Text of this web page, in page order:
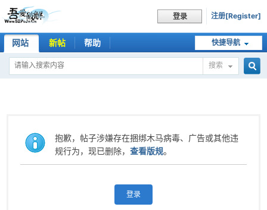
登录 注册[Register]
快捷导航
网站 新帖 帮助
搜索
抱歉，帖子涉嫌存在捆绑木马病毒、广告或其他违
规行为，现已删除，查看版规。
登录